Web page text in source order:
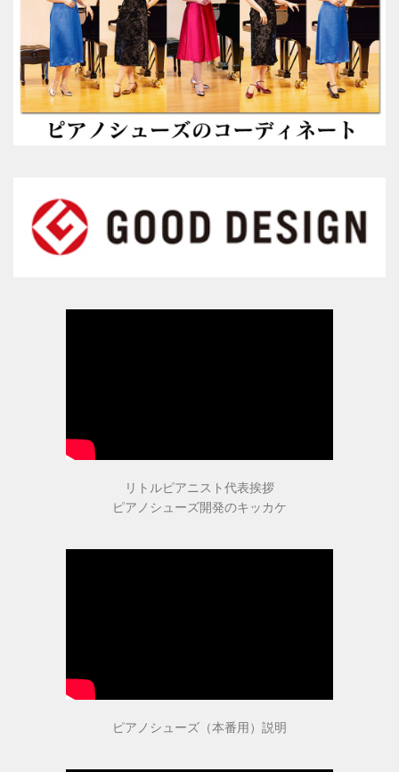
ヒールの低いピアノシューズ
性別から選ぶ
婦人用のピアノシューズ
紳士用のピアノシューズ
推奨補助ペダル
リトルピアニスト代表挨拶
ピアノシューズ開発のキッカケ
ピアノシューズ（本番用）説明